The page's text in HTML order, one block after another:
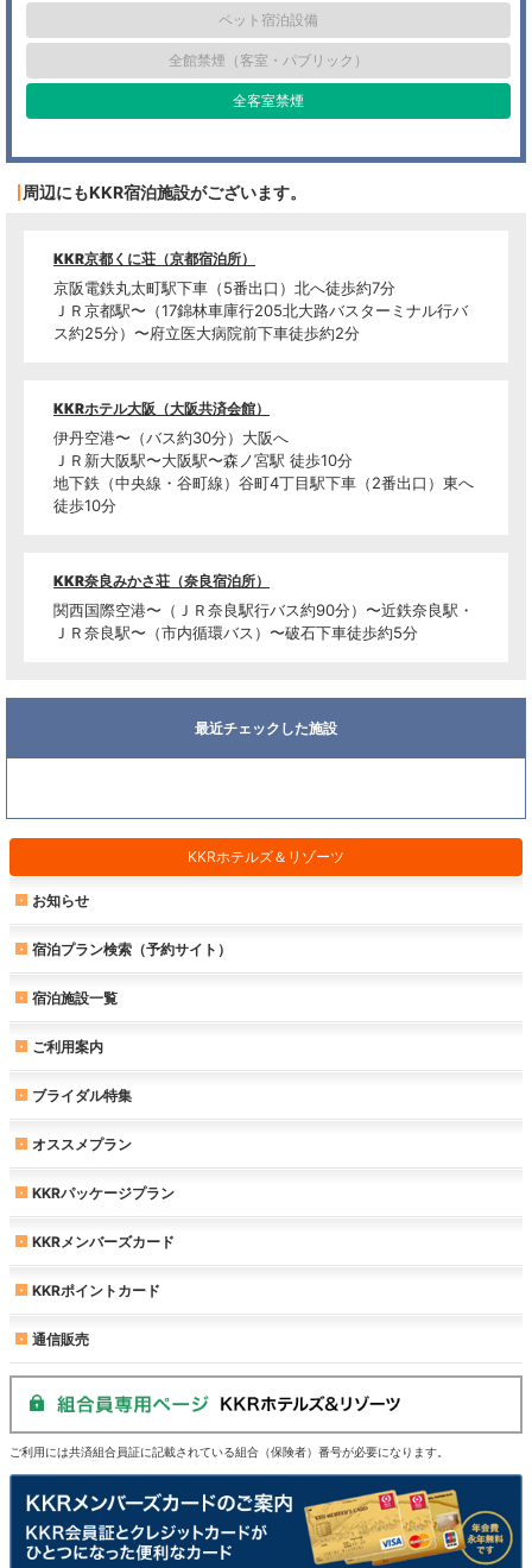
KKRホテルズ＆リゾーツ
お知らせ
宿泊プラン検索（予約サイト）
宿泊施設一覧
ご利用案内
ブライダル特集
オススメプラン
KKRパッケージプラン
KKRメンバーズカード
KKRポイントカード
通信販売
ご利用には共済組合員証に記載されている組合（保険者）番号が必要になります。
ペット宿泊設備
全館禁煙（客室・パブリック）
全客室禁煙
周辺にもKKR宿泊施設がございます。
KKR京都くに荘（京都宿泊所）
京阪電鉄丸太町駅下車（5番出口）北へ徒歩約7分
ＪＲ京都駅〜（17錦林車庫行205北大路バスターミナル行バ
ス約25分）〜府立医大病院前下車徒歩約2分
KKRホテル大阪（大阪共済会館）
伊丹空港〜（バス約30分）大阪へ
ＪＲ新大阪駅〜大阪駅〜森ノ宮駅 徒歩10分
地下鉄（中央線・谷町線）谷町4丁目駅下車（2番出口）東へ
徒歩10分
KKR奈良みかさ荘（奈良宿泊所）
関西国際空港〜（ＪＲ奈良駅行バス約90分）〜近鉄奈良駅・
ＪＲ奈良駅〜（市内循環バス）〜破石下車徒歩約5分
最近チェックした施設